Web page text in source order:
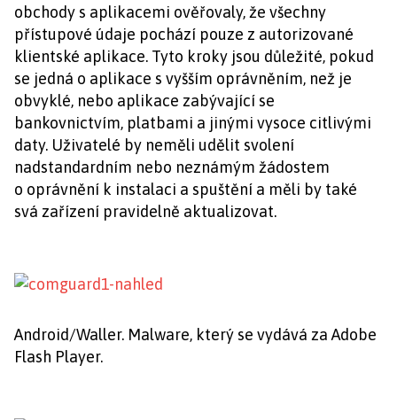
obchody s aplikacemi ověřovaly, že všechny
přístupové údaje pochází pouze z autorizované
klientské aplikace. Tyto kroky jsou důležité, pokud
se jedná o aplikace s vyšším oprávněním, než je
obvyklé, nebo aplikace zabývající se
bankovnictvím, platbami a jinými vysoce citlivými
daty. Uživatelé by neměli udělit svolení
nadstandardním nebo neznámým žádostem
o oprávnění k instalaci a spuštění a měli by také
svá zařízení pravidelně aktualizovat.
Android/Waller. Malware, který se vydává za Adobe
Flash Player.